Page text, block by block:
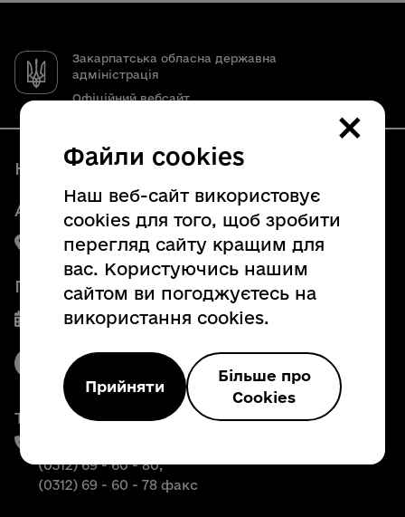
Закарпатська обласна державна
адміністрація
Офіційний вебсайт
Наші контакти
Адреса:
88008, м. Ужгород, пл. Народна, 4
Графік роботи
Пн. - Пт. з 8:00 до 17:00
Телефони:
(0312) 69 - 60 - 80,
(0312) 69 - 60 - 78 факс
×
Файли cookies
Наш веб-сайт використовує
cookies для того, щоб зробити
перегляд сайту кращим для
вас. Користуючись нашим
сайтом ви погоджуєтесь на
використання cookies.
Прийняти
Більше про
Cookies